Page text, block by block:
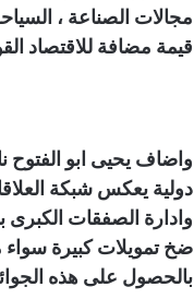
مجالات الصناعة ،
قيمة مضافة للاقتصاد
واضاف يحيى ابو
دولية يعكس شبكة
وادارة الصفقات الكبرى
ضخ تمويلات كبيرة سواء
بالحصول على هذه